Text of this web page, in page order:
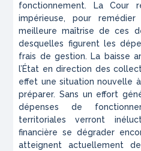
fonctionnement. La Cour
impérieuse, pour
meilleure maîtrise de ces
desquelles figurent les
frais de gestion. La baisse
l’État en direction des
effet une situation nouvelle
préparer. Sans un effort
dépenses de
territoriales verront
financière se dégrader
atteignent actuellement